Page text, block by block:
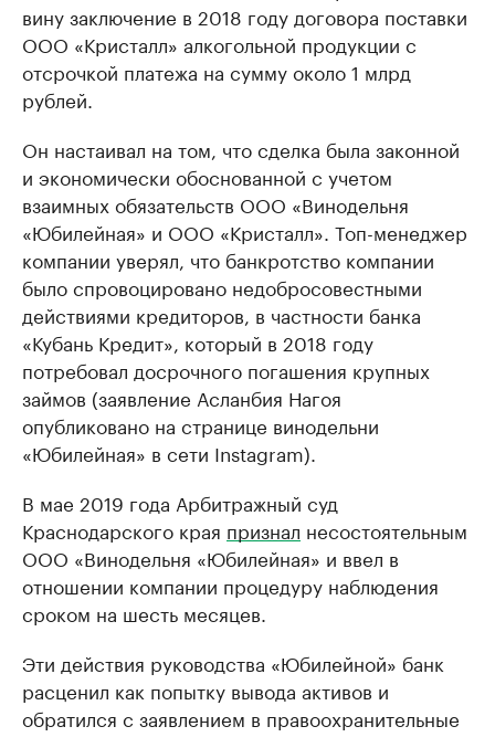
вину заключение в 2018 году договора поставки
ООО «Кристалл» алкогольной продукции с
отсрочкой платежа на сумму около 1 млрд
рублей.
Он настаивал на том, что сделка была законной
и экономически обоснованной с учетом
взаимных обязательств ООО «Винодельня
«Юбилейная» и ООО «Кристалл». Топ-менеджер
компании уверял, что банкротство компании
было спровоцировано недобросовестными
действиями кредиторов, в частности банка
«Кубань Кредит», который в 2018 году
потребовал досрочного погашения крупных
займов (заявление Асланбия Нагоя
опубликовано на странице винодельни
«Юбилейная» в сети Instagram).
В мае 2019 года Арбитражный суд
Краснодарского края признал несостоятельным
ООО «Винодельня «Юбилейная» и ввел в
отношении компании процедуру наблюдения
сроком на шесть месяцев.
Эти действия руководства «Юбилейной» банк
расценил как попытку вывода активов и
обратился с заявлением в правоохранительные